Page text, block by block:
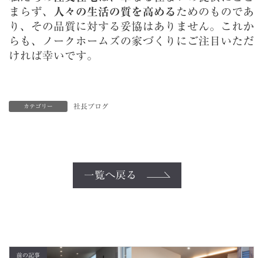
まらず、
人々の生活の質を高める ためのものであ
り、その品質に対する妥協はありません。これか
らも、ノークホームズの家づくりにご注目いただ
ければ幸いです。
カテゴリー 社長ブログ
一覧へ戻る
前の記事